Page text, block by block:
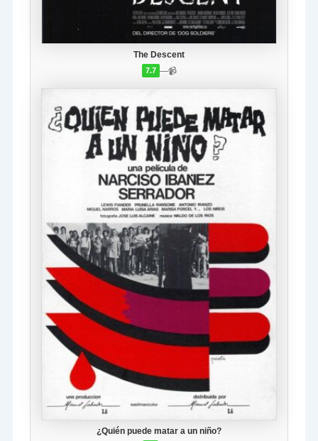
The Descent
7.7 —📹
¿Quién puede matar a un niño?